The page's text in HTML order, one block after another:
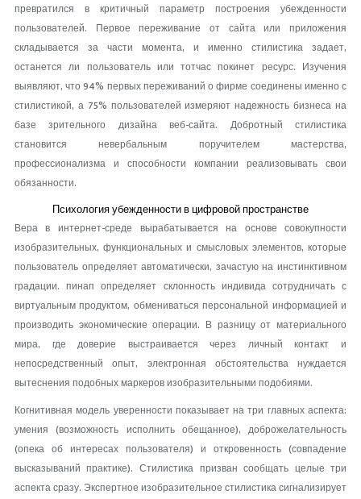
превратился в критичный параметр построения убежденности
пользователей. Первое переживание от сайта или приложения
складывается за части момента, и именно стилистика задает,
останется ли пользователь или тотчас покинет ресурс. Изучения
выявляют, что 94% первых переживаний о фирме соединены именно с
стилистикой, а 75% пользователей измеряют надежность бизнеса на
базе зрительного дизайна веб-сайта. Добротный стилистика
становится невербальным поручителем мастерства,
профессионализма и способности компании реализовывать свои
обязанности.
Психология убежденности в цифровой пространстве
Вера в интернет-среде вырабатывается на основе совокупности
изобразительных, функциональных и смысловых элементов, которые
пользователь определяет автоматически, зачастую на инстинктивном
градации. пинап определяет склонность индивида сотрудничать с
виртуальным продуктом, обмениваться персональной информацией и
производить экономические операции. В разницу от материального
мира, где доверие выстраивается через личный контакт и
непосредственный опыт, электронная обстоятельства нуждается
вытеснения подобных маркеров изобразительными подобиями.
Когнитивная модель уверенности показывает на три главных аспекта:
умения (возможность исполнить обещанное), доброжелательность
(опека об интересах пользователя) и откровенность (совпадение
высказываний практике). Стилистика призван сообщать целые три
аспекта сразу. Экспертное изобразительное стилистика сигнализирует